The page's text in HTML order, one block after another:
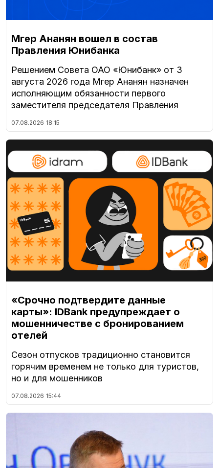
Мгер Ананян вошел в состав
Правления Юнибанка
Решением Совета ОАО «Юнибанк» от 3
августа 2026 года Мгер Ананян назначен
исполняющим обязанности первого
заместителя председателя Правления
07.08.2026 18:15
«Срочно подтвердите данные
карты»: IDBank предупреждает о
мошенничестве с бронированием
отелей
Сезон отпусков традиционно становится
горячим временем не только для туристов,
но и для мошенников
07.08.2026 15:44